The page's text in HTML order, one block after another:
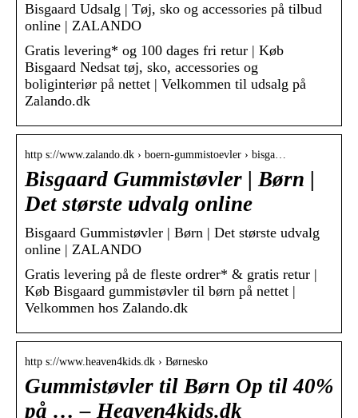
Bisgaard Udsalg | Tøj, sko og accessories på tilbud
online | ZALANDO
Gratis levering* og 100 dages fri retur | Køb
Bisgaard Nedsat tøj, sko, accessories og
boliginteriør på nettet | Velkommen til udsalg på
Zalando.dk
http s://www.zalando.dk › boern-gummistoevler › bisga…
Bisgaard Gummistøvler | Børn |
Det største udvalg online
Bisgaard Gummistøvler | Børn | Det største udvalg
online | ZALANDO
Gratis levering på de fleste ordrer* & gratis retur |
Køb Bisgaard gummistøvler til børn på nettet |
Velkommen hos Zalando.dk
http s://www.heaven4kids.dk › Børnesko
Gummistøvler til Børn Op til 40%
på … – Heaven4kids.dk